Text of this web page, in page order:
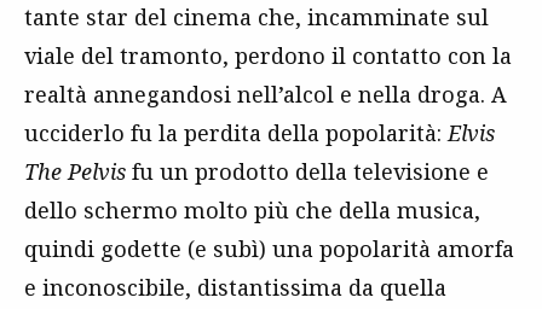
tante star del cinema che, incamminate sul
viale del tramonto, perdono il contatto con la
realtà annegandosi nell’alcol e nella droga. A
ucciderlo fu la perdita della popolarità:Elvis
The Pelvis fu un prodotto della televisione e
dello schermo molto più che della musica,
quindi godette (e subì) una popolarità amorfa
e inconoscibile, distantissima da quella